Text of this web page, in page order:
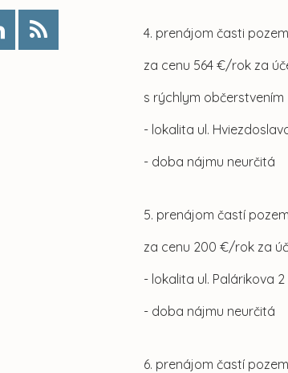
4. prenájom časti
za cenu 564 €/rok za
s rýchlym občerstvením
- lokalita ul.
- doba nájmu neurčitá
5. prenájom častí
za cenu 200 €/rok za
- lokalita ul. Palárikova 2
- doba nájmu neurčitá
6. prenájom častí